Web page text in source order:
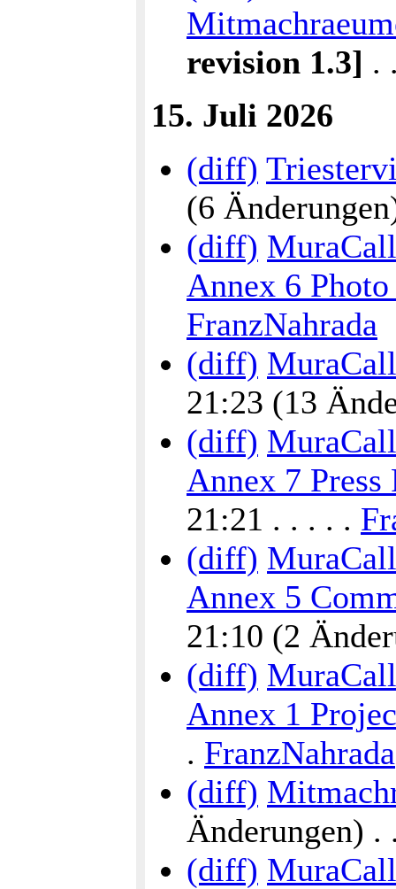
revision 1.3] .
15. Juli 2026
(diff)
(6
(diff)
Annex 6
FranzNahrada
(diff)
21:23 (13
(diff)
Annex 7 Press
21:21 . . . . .
(diff)
Annex 5
21:10 (2
(diff)
Annex 1
. FranzNahrada
(diff)
Änderungen)
(diff)